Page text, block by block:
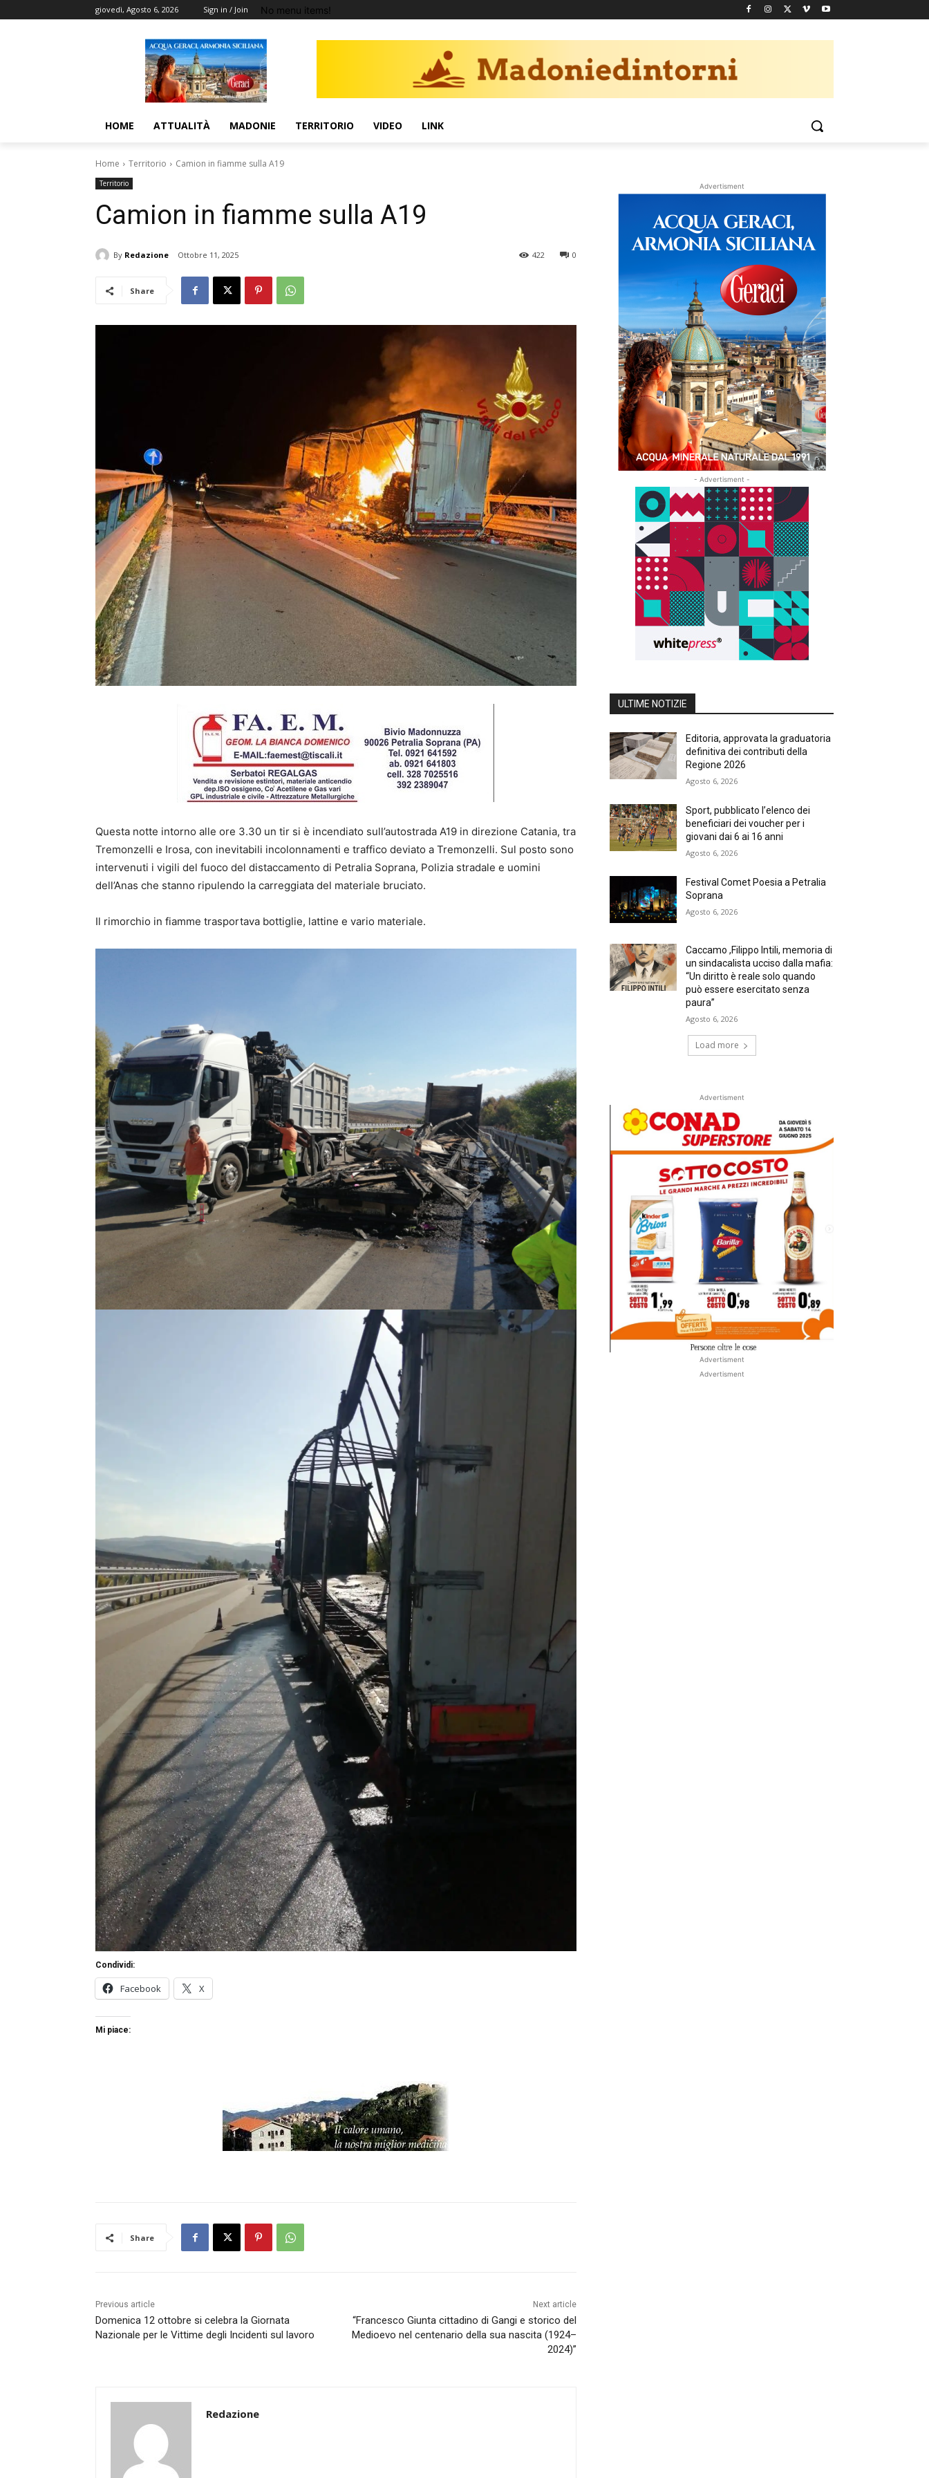
giovedì, Agosto 6, 2026 Sign in / Join No menu items!
HOME ATTUALITÀ MADONIE TERRITORIO VIDEO LINK
Home Territorio Camion in fiamme sulla A19
Territorio
Camion in fiamme sulla A19
By Redazione Ottobre 11, 2025 0
422
Share
Questa notte intorno alle ore 3.30 un tir si è incendiato sull’autostrada A19 in direzione Catania, tra
Tremonzelli e Irosa, con inevitabili incolonnamenti e traffico deviato a Tremonzelli. Sul posto sono
intervenuti i vigili del fuoco del distaccamento di Petralia Soprana, Polizia stradale e uomini
dell’Anas che stanno ripulendo la carreggiata del materiale bruciato.
Il rimorchio in fiamme trasportava bottiglie, lattine e vario materiale.
Condividi:
Facebook X
Mi piace:
Share
Previous article
Domenica 12 ottobre si celebra la Giornata
Nazionale per le Vittime degli Incidenti sul lavoro
Next article
“Francesco Giunta cittadino di Gangi e storico del
Medioevo nel centenario della sua nascita (1924–
2024)”
Redazione
Advertisment
- Advertisment -
ULTIME NOTIZIE
Editoria, approvata la graduatoria
definitiva dei contributi della
Regione 2026
Agosto 6, 2026
Sport, pubblicato l’elenco dei
beneficiari dei voucher per i
giovani dai 6 ai 16 anni
Agosto 6, 2026
Festival Comet Poesia a Petralia
Soprana
Agosto 6, 2026
Caccamo ,Filippo Intili, memoria di
un sindacalista ucciso dalla mafia:
“Un diritto è reale solo quando
può essere esercitato senza
paura”
Agosto 6, 2026
Load more
Advertisment
Advertisment
Advertisment